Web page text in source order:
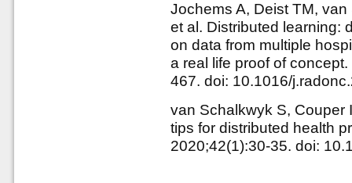
Jochems A, Deist TM,
et al. Distributed learning:
on data from multiple
a real life proof of
467. doi: 10.1016/
van Schalkwyk S, Couper
tips for distributed health
2020;42(1):30-35. doi: